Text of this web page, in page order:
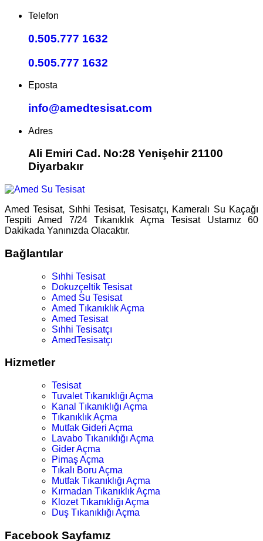
Telefon
0.505.777 1632
0.505.777 1632
Eposta
info@amedtesisat.com
Adres
Ali Emiri Cad. No:28 Yenişehir 21100
Diyarbakır
Amed Tesisat, Sıhhi Tesisat, Tesisatçı, Kameralı Su Kaçağı
Tespiti Amed 7/24 Tıkanıklık Açma Tesisat Ustamız 60
Dakikada Yanınızda Olacaktır.
Bağlantılar
Sıhhi Tesisat
Dokuzçeltik Tesisat
Amed Su Tesisat
Amed Tıkanıklık Açma
Amed Tesisat
Sıhhi Tesisatçı
AmedTesisatçı
Hizmetler
Tesisat
Tuvalet Tıkanıklığı Açma
Kanal Tıkanıklığı Açma
Tıkanıklık Açma
Mutfak Gideri Açma
Lavabo Tıkanıklığı Açma
Gider Açma
Pimaş Açma
Tıkalı Boru Açma
Mutfak Tıkanıklığı Açma
Kırmadan Tıkanıklık Açma
Klozet Tıkanıklığı Açma
Duş Tıkanıklığı Açma
Facebook Sayfamız